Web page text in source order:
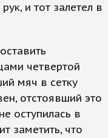
и тот залетел в
четвертой
мяч в сетку
отстоявший это
оступилась в
заметить, что